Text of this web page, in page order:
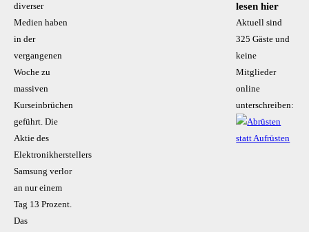
diverser
Medien haben
in der
vergangenen
Woche zu
massiven
Kurseinbrüchen
geführt. Die
Aktie des
Elektronikherstellers
Samsung verlor
an nur einem
Tag 13 Prozent.
Das
lesen hier
Aktuell sind
325 Gäste und
keine
Mitglieder
online
unterschreiben: